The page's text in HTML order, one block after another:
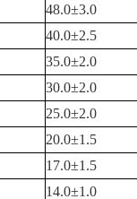
48.0±3.0
40.0±2.5
35.0±2.0
30.0±2.0
25.0±2.0
20.0±1.5
17.0±1.5
14.0±1.0